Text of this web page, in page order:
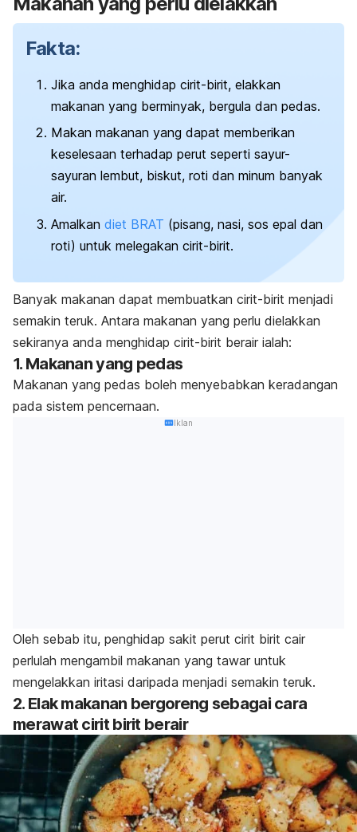
Fakta:
Jika anda menghidap cirit-birit, elakkan
makanan yang berminyak, bergula dan pedas.
Makan makanan yang dapat memberikan
keselesaan terhadap perut seperti sayur-
sayuran lembut, biskut, roti dan minum banyak
air.
Amalkan diet BRAT (pisang, nasi, sos epal dan
roti) untuk melegakan cirit-birit.
Banyak makanan dapat membuatkan cirit-birit menjadi
semakin teruk. Antara makanan yang perlu dielakkan
sekiranya anda menghidap cirit-birit berair ialah:
1. Makanan yang pedas
Makanan yang pedas boleh menyebabkan keradangan
pada sistem pencernaan.
Iklan
Oleh sebab itu, penghidap sakit perut cirit birit cair
perlulah mengambil makanan yang tawar untuk
mengelakkan iritasi daripada menjadi semakin teruk.
2. Elak makanan bergoreng sebagai cara
merawat cirit birit berair